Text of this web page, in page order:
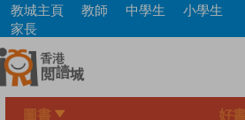
Skip
main
content
教城主頁 教師 中學生
小學生
家長
圖書 好